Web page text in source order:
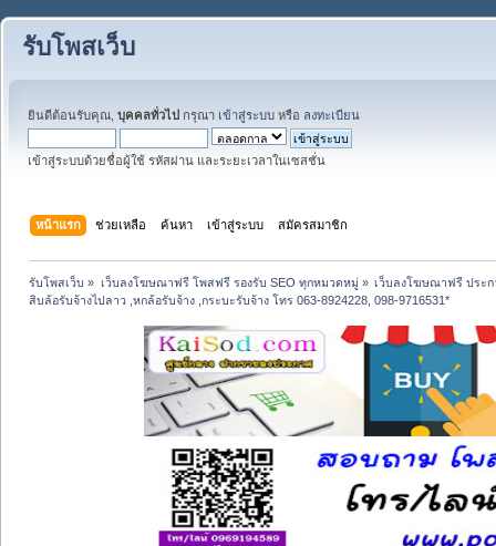
รับโพสเว็บ
ยินดีต้อนรับคุณ, บุคคลทั่วไป กรุณา เข้าสู่ระบบ หรือ ลงทะเบียน
เข้าสู่ระบบด้วยชื่อผู้ใช้ รหัสผ่าน และระยะเวลาในเซสชั่น
หน้าแรก ช่วยเหลือ ค้นหา เข้าสู่ระบบ สมัครสมาชิก
รับโพสเว็บ » เว็บลงโฆษณาฟรี โพสฟรี รองรับ SEO ทุกหมวดหมู่» เว็บลงโฆษณาฟรี ประ
สิบล้อรับจ้างไปลาว ,หกล้อรับจ้าง ,กระบะรับจ้าง โทร 063-8924228, 098-9716531*